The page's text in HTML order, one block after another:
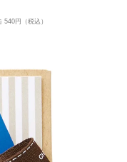
円（税込）